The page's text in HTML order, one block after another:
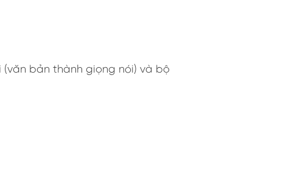
bản thành giọng nói) và bộ